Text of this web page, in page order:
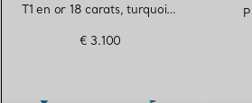
T1 en or 18 carats, turquoise
€ 3.100